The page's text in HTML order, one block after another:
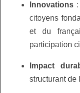
Innovations
citoyens
et du
participation
Impact
structurant de